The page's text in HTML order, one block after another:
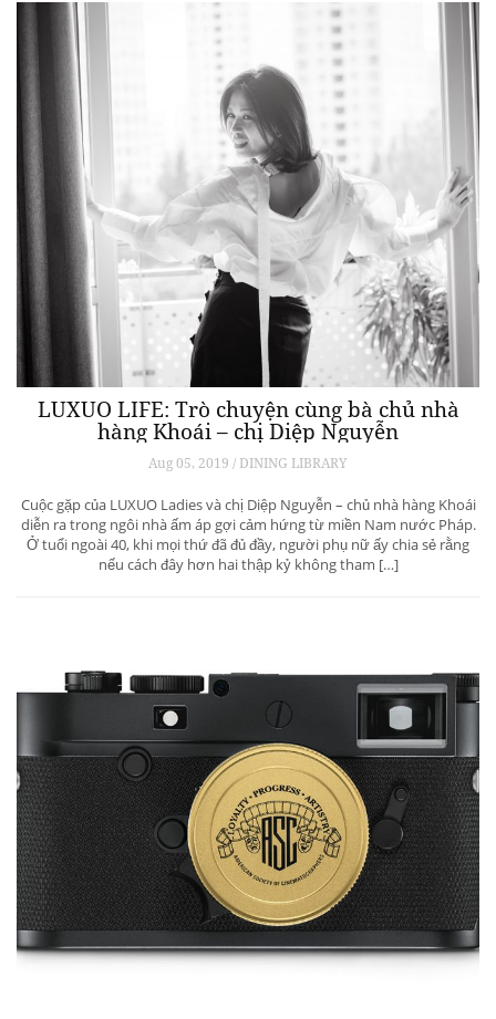
LUXUO LIFE: Trò chuyện cùng bà chủ nhà
hàng Khoái – chị Diệp Nguyễn
Aug 05, 2019 / DINING LIBRARY
Cuộc gặp của LUXUO Ladies và chị Diệp Nguyễn – chủ nhà hàng Khoái
diễn ra trong ngôi nhà ấm áp gợi cảm hứng từ miền Nam nước Pháp.
Ở tuổi ngoài 40, khi mọi thứ đã đủ đầy, người phụ nữ ấy chia sẻ rằng
nếu cách đây hơn hai thập kỷ không tham […]